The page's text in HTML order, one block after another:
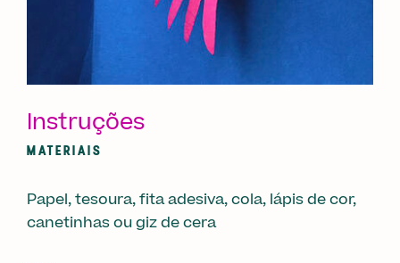
Instruções
MATERIAIS
Papel, tesoura, fita adesiva, cola, lápis de cor,
canetinhas ou giz de cera